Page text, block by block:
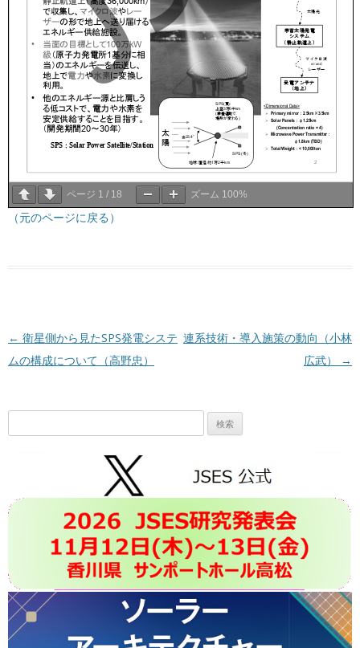
ページ 1 / 18 ズーム 100%
（元のページに戻る）
投稿ナビゲーション
← 衛星側から見たSPS発電システ
ムの構成について（高野忠）
連系技術・導入施策の動向（小林
広武）
→
索: